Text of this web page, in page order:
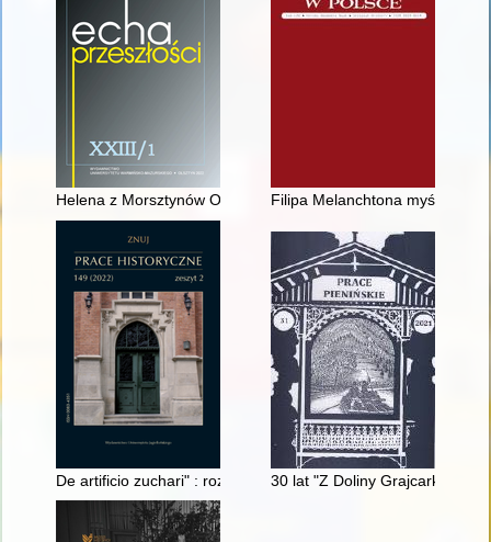
Helena z Morsztynów Ostrowska (1815-1888) - fundatorka i
Filipa Melanchtona myśl o
De artificio zuchari" : rozdział o sztuce cukierniczej w
30 lat "Z Doliny Grajcarka"